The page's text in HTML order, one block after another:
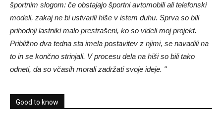
športnim slogom: če obstajajo športni avtomobili ali telefonski
modeli, zakaj ne bi ustvarili hiše v istem duhu. Sprva so bili
prihodnji lastniki malo prestrašeni, ko so videli moj projekt.
Približno dva tedna sta imela postavitev z njimi, se navadili na
to in se končno strinjali. V procesu dela na hiši so bili tako
odneti, da so včasih morali zadržati svoje ideje. "
Good to know